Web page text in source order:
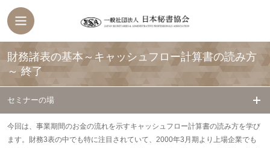
財務諸表の基本～キャッシュフロー計算書の読み方
～ 終了
セミナーの場
今回は、事業期間のお金の流れを示すキャッシュフロー計算書の読み方を学び
ます。財務3表の中でも特に注目されていて、2000年3月期より上場企業でも